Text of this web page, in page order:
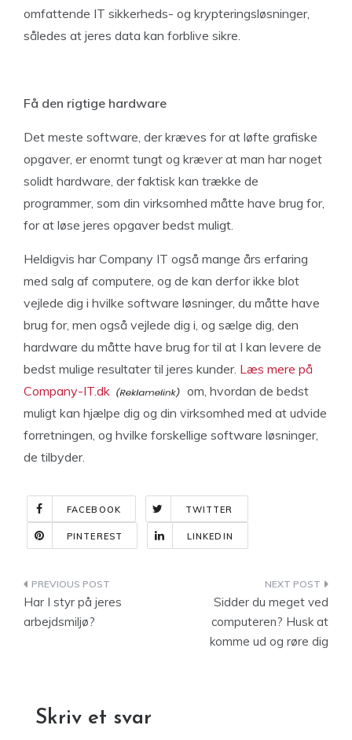
omfattende IT sikkerheds- og krypteringsløsninger,
således at jeres data kan forblive sikre.
Få den rigtige hardware
Det meste software, der kræves for at løfte grafiske
opgaver, er enormt tungt og kræver at man har noget
solidt hardware, der faktisk kan trække de
programmer, som din virksomhed måtte have brug for,
for at løse jeres opgaver bedst muligt.
Heldigvis har Company IT også mange års erfaring
med salg af computere, og de kan derfor ikke blot
vejlede dig i hvilke software løsninger, du måtte have
brug for, men også vejlede dig i, og sælge dig, den
hardware du måtte have brug for til at I kan levere de
bedst mulige resultater til jeres kunder. Læs mere på
Company-IT.dk
om, hvordan de bedst
muligt kan hjælpe dig og din virksomhed med at udvide
forretningen, og hvilke forskellige software løsninger,
de tilbyder.
FACEBOOK TWITTER
PINTEREST LINKEDIN
Indlægsnavigation
Har I styr på jeres
arbejdsmiljø?
Sidder du meget ved
computeren? Husk at
komme ud og røre dig
Skriv et svar